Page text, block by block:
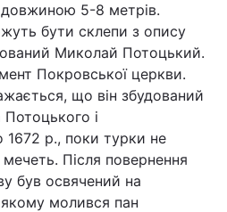
5-8 метрів.
бути склепи з опису
Миколай Потоцький.
Покровської церкви.
що він збудований
і
1672 р., поки турки не
Після повернення
був освячений на
молився пан